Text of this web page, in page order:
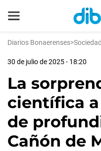
Diarios Bonaerenses>Sociedad
30 de julio de 2025 - 18:20
La
científica
de
Cañón de